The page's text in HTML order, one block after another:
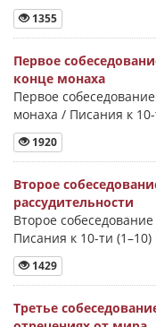
1355
Первое
конце монаха
Первое
монаха / Писания к 10-
1920
Второе
рассудительности
Второе
Писания к 10-ти
1429
Третье